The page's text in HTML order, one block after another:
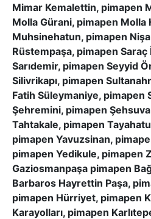
Mimar Kemalettin, pimapen
Molla Gürani, pimapen Molla
Muhsinehatun, pimapen
Rüstempaşa, pimapen Saraç
Sarıdemir, pimapen Seyyid
Silivrikapı, pimapen
Fatih Süleymaniye, pimapen
Şehremini, pimapen
Tahtakale, pimapen
pimapen Yavuzsinan,
pimapen Yedikule, pimapen
Gaziosmanpaşa pimapen
Barbaros Hayrettin Paşa,
pimapen Hürriyet, pimapen
Karayolları, pimapen